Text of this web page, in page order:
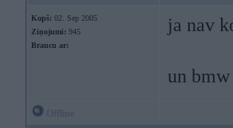
Kopš: 02. Sep 2005
Ziņojumi: 945
Braucu ar:
ja nav
un